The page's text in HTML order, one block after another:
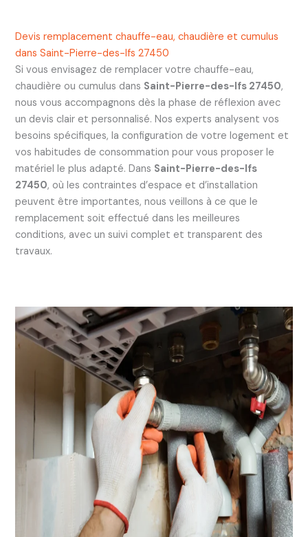
Devis remplacement chauffe-eau, chaudière et cumulus
dans Saint-Pierre-des-Ifs 27450
Si vous envisagez de remplacer votre chauffe-eau,
chaudière ou cumulus dans Saint-Pierre-des-Ifs 27450,
nous vous accompagnons dès la phase de réflexion avec
un devis clair et personnalisé. Nos experts analysent vos
besoins spécifiques, la configuration de votre logement et
vos habitudes de consommation pour vous proposer le
matériel le plus adapté. Dans Saint-Pierre-des-Ifs
27450, où les contraintes d’espace et d’installation
peuvent être importantes, nous veillons à ce que le
remplacement soit effectué dans les meilleures
conditions, avec un suivi complet et transparent des
travaux.